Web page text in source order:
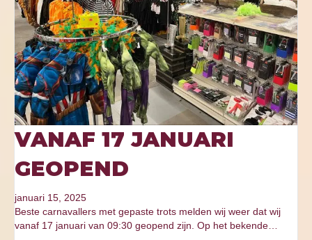
VANAF 17 JANUARI
GEOPEND
januari 15, 2025
Beste carnavallers met gepaste trots melden wij weer dat wij
vanaf 17 januari van 09:30 geopend zijn. Op het bekende…